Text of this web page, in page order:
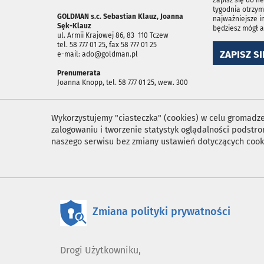
GOLDMAN s.c. Sebastian Klauz, Joanna
Sęk-Klauz
ul. Armii Krajowej 86, 83 ­ 110 Tczew
tel. 58 777 01 25, fax 58 777 01 25
e-mail: ado@goldman.pl
Prenumerata
Joanna Knopp, tel. 58 777 01 25, wew. 300
tygodnia
najważniejsze
będziesz mógł
ZAPISZ
Wykorzystujemy "ciasteczka" (cookies) w celu
zalogowaniu i tworzenie statystyk oglądalności
naszego serwisu bez zmiany ustawień dotyczących
Zmiana polityki prywatności
Drogi Użytkowniku,